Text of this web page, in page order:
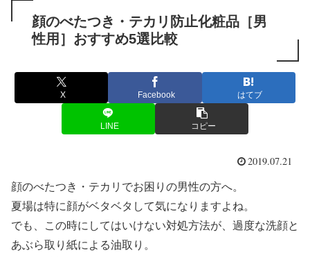
顔のべたつき・テカリ防止化粧品［男
性用］おすすめ5選比較
X Facebook はてブ
LINE コピー
2019.07.21
顔のべたつき・テカリでお困りの男性の方へ。
夏場は特に顔がベタベタして気になりますよね。
でも、この時にしてはいけない対処方法が、過度な洗顔と
あぶら取り紙による油取り。